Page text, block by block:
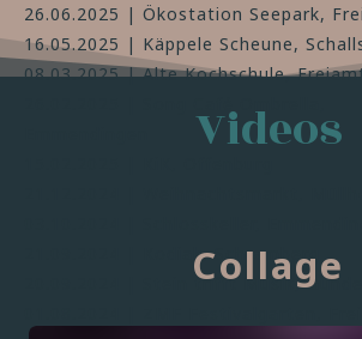
26.06.2025 | Ökostation Seepark,
16.05.2025 | Käppele Scheune,
08.03.2025 | Alte Kochschule,
21.09.2024 | Kodiak, Schramberg
20.09.2024 | Stein trifft Musik,
Videos
Collage